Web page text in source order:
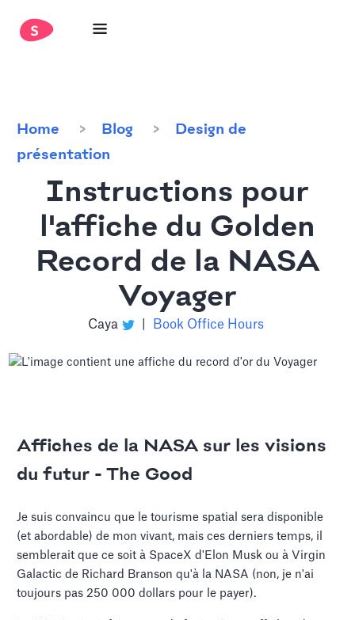
Home Blog
Design de
présentation
Instructions pour
l'affiche du Golden
Record de la NASA
Voyager
Caya Book Office Hours
Affiches de la NASA sur les visions
du futur - The Good
Je suis convaincu que le tourisme spatial sera disponible
(et abordable) de mon vivant, mais ces derniers temps, il
semblerait que ce soit à SpaceX d'Elon Musk ou à Virgin
Galactic de Richard Branson qu'à la NASA (non, je n'ai
toujours pas 250 000 dollars pour le payer).